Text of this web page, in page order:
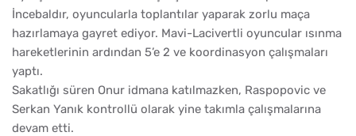
İncebaldır, oyuncularla toplantılar yaparak zorlu maça
hazırlamaya gayret ediyor. Mavi-Lacivertli oyuncular ısınma
hareketlerinin ardından 5’e 2 ve koordinasyon çalışmaları
yaptı.
Sakatlığı süren Onur idmana katılmazken, Raspopovic ve
Serkan Yanık kontrollü olarak yine takımla çalışmalarına
devam etti.